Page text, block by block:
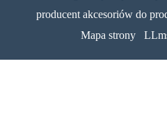
producent akcesoriów do
Mapa strony